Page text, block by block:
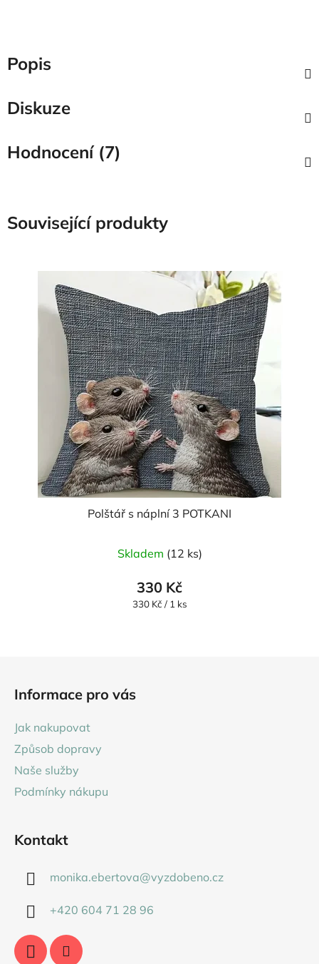
Popis
Diskuze
Hodnocení (7)
Související produkty
Polštář s náplní 3 POTKANI
hodnocení
produktu
je
Skladem (12 ks)
330 Kč
Měrná
330 Kč / 1 ks
Informace pro vás
Jak nakupovat
Způsob dopravy
Naše služby
Podmínky nákupu
Kontakt
monika.ebertova@vyzdobeno.cz
+420 604 71 28 96